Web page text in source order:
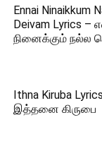
Ennai Ninaikkum
Deivam Lyrics
நினைக்கும் நல்ல
Ithna Kiruba
இத்தனை கிருபை